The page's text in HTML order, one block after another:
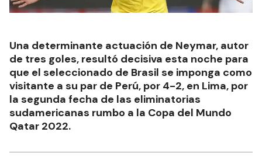
Una determinante actuación de Neymar, autor
de tres goles, resultó decisiva esta noche para
que el seleccionado de Brasil se imponga como
visitante a su par de Perú, por 4-2, en Lima, por
la segunda fecha de las eliminatorias
sudamericanas rumbo a la Copa del Mundo
Qatar 2022.